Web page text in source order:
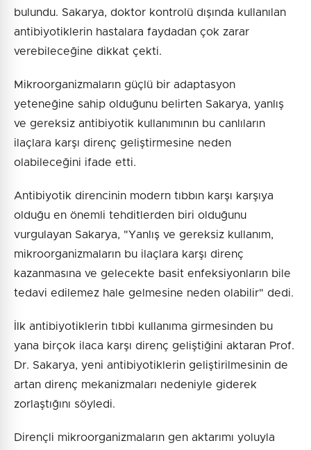
bulundu. Sakarya, doktor kontrolü dışında kullanılan
antibiyotiklerin hastalara faydadan çok zarar
verebileceğine dikkat çekti.
Mikroorganizmaların güçlü bir adaptasyon
yeteneğine sahip olduğunu belirten Sakarya, yanlış
ve gereksiz antibiyotik kullanımının bu canlıların
ilaçlara karşı direnç geliştirmesine neden
olabileceğini ifade etti.
Antibiyotik direncinin modern tıbbın karşı karşıya
olduğu en önemli tehditlerden biri olduğunu
vurgulayan Sakarya, "Yanlış ve gereksiz kullanım,
mikroorganizmaların bu ilaçlara karşı direnç
kazanmasına ve gelecekte basit enfeksiyonların bile
tedavi edilemez hale gelmesine neden olabilir" dedi.
İlk antibiyotiklerin tıbbi kullanıma girmesinden bu
yana birçok ilaca karşı direnç geliştiğini aktaran Prof.
Dr. Sakarya, yeni antibiyotiklerin geliştirilmesinin de
artan direnç mekanizmaları nedeniyle giderek
zorlaştığını söyledi.
Dirençli mikroorganizmaların gen aktarımı yoluyla